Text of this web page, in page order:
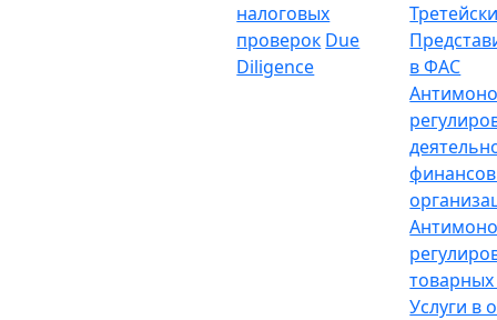
налоговых
проверок Due
Diligence
в ФАС
Услуги в